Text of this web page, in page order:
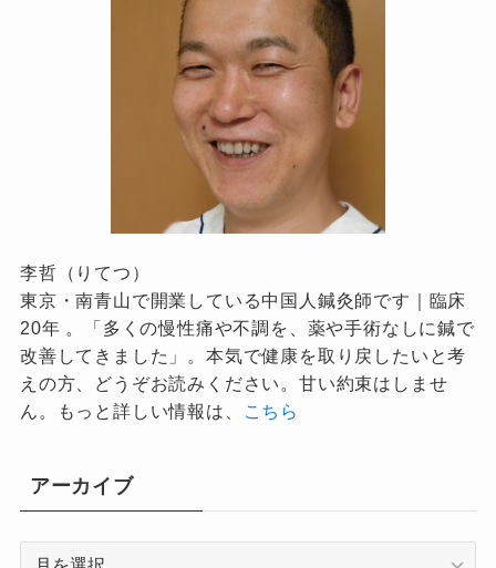
李哲（りてつ）
東京・南青山で開業している中国人鍼灸師です｜臨床
20年 。「多くの慢性痛や不調を、薬や手術なしに鍼で
改善してきました」。本気で健康を取り戻したいと考
えの方、どうぞお読みください。甘い約束はしませ
ん。もっと詳しい情報は、
こちら
アーカイブ